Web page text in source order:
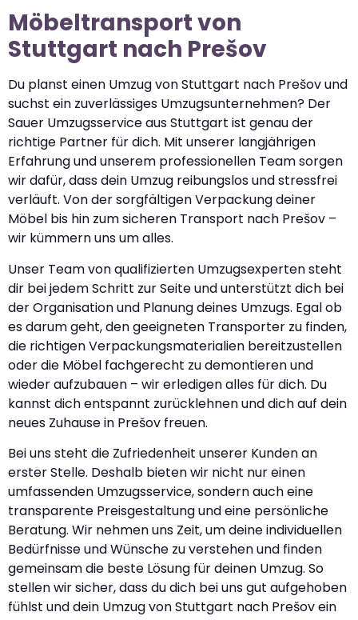
Möbeltransport von
Stuttgart nach Prešov
Du planst einen Umzug von Stuttgart nach Prešov und
suchst ein zuverlässiges Umzugsunternehmen? Der
Sauer Umzugsservice aus Stuttgart ist genau der
richtige Partner für dich. Mit unserer langjährigen
Erfahrung und unserem professionellen Team sorgen
wir dafür, dass dein Umzug reibungslos und stressfrei
verläuft. Von der sorgfältigen Verpackung deiner
Möbel bis hin zum sicheren Transport nach Prešov –
wir kümmern uns um alles.
Unser Team von qualifizierten Umzugsexperten steht
dir bei jedem Schritt zur Seite und unterstützt dich bei
der Organisation und Planung deines Umzugs. Egal ob
es darum geht, den geeigneten Transporter zu finden,
die richtigen Verpackungsmaterialien bereitzustellen
oder die Möbel fachgerecht zu demontieren und
wieder aufzubauen – wir erledigen alles für dich. Du
kannst dich entspannt zurücklehnen und dich auf dein
neues Zuhause in Prešov freuen.
Bei uns steht die Zufriedenheit unserer Kunden an
erster Stelle. Deshalb bieten wir nicht nur einen
umfassenden Umzugsservice, sondern auch eine
transparente Preisgestaltung und eine persönliche
Beratung. Wir nehmen uns Zeit, um deine individuellen
Bedürfnisse und Wünsche zu verstehen und finden
gemeinsam die beste Lösung für deinen Umzug. So
stellen wir sicher, dass du dich bei uns gut aufgehoben
fühlst und dein Umzug von Stuttgart nach Prešov ein